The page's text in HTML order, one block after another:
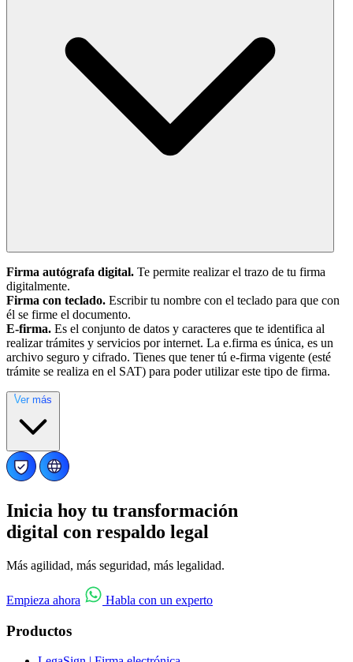
Firma autógrafa digital. Te permite realizar el trazo de tu firma
digitalmente.
Firma con teclado. Escribir tu nombre con el teclado para que con
él se firme el documento.
E-firma. Es el conjunto de datos y caracteres que te identifica al
realizar trámites y servicios por internet. La e.firma es única, es un
archivo seguro y cifrado. Tienes que tener tú e-firma vigente (esté
trámite se realiza en el SAT) para poder utilizar este tipo de firma.
Ver más
Inicia hoy tu transformación
digital con respaldo legal
Más agilidad, más seguridad, más legalidad.
Empieza ahora Habla con un experto
Productos